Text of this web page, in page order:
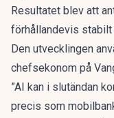
Resultatet blev att
förhållandevis
Den utvecklingen
chefsekonom på
”AI kan i slutändan
precis som